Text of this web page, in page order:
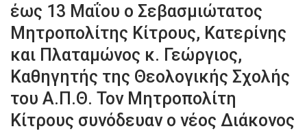
έως 13 Μαΐου ο Σεβασμιώτατος
Μητροπολίτης Κίτρους, Κατερίνης
και Πλαταμώνος κ. Γεώργιος,
Καθηγητής της Θεολογικής Σχολής
του Α.Π.Θ. Τον Μητροπολίτη
Κίτρους συνόδευαν ο νέος Διάκονος